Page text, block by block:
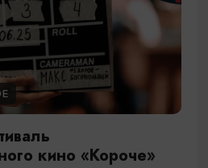
кино «Короче»